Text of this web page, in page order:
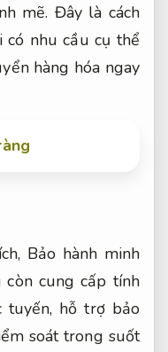
mẽ. Đây là cách
nhu cầu cụ thể
hàng hóa ngay
Bảo hành minh
cung cấp tính
hỗ trợ bảo
soát trong suốt